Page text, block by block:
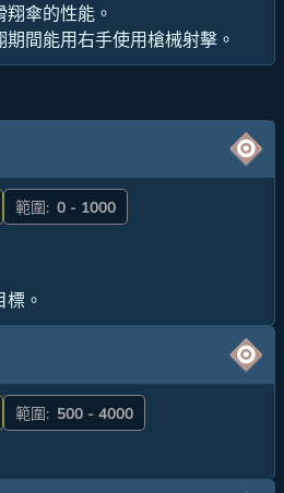
傘的性能。
間能用右手使用槍械射擊。
範圍: 0 - 1000
。
範圍: 500 - 4000